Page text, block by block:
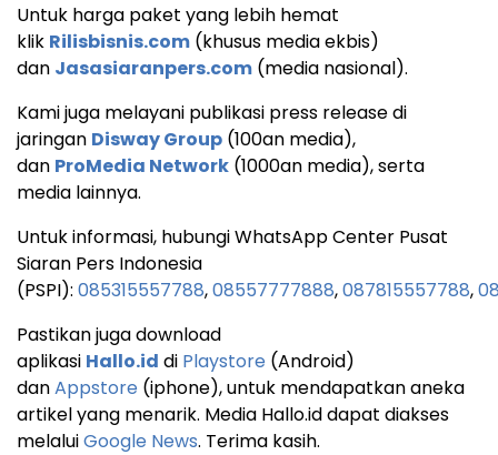
Untuk harga paket yang lebih hemat
klik Rilisbisnis.com (khusus media ekbis)
dan Jasasiaranpers.com (media nasional).
Kami juga melayani publikasi press release di
jaringan Disway Group (100an media),
dan ProMedia Network (1000an media), serta
media lainnya.
Untuk informasi, hubungi WhatsApp Center Pusat
Siaran Pers Indonesia
(PSPI): 085315557788,08557777888,087815557788,
Pastikan juga download
aplikasi Hallo.id di Playstore (Android)
danAppstore (iphone), untuk mendapatkan aneka
artikel yang menarik. Media Hallo.id dapat diakses
melaluiGoogle News. Terima kasih.